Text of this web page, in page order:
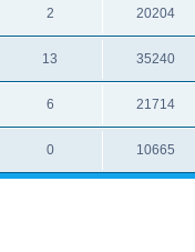
2 20204
13 35240
6 21714
0 10665